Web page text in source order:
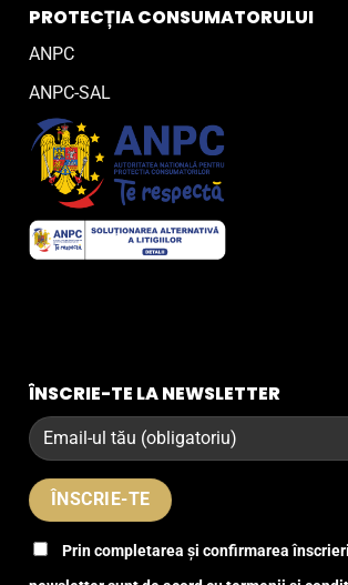
PROTECȚIA CONSUMATORULUI
ANPC
ANPC-SAL
ÎNSCRIE-TE LA NEWSLETTER
Prin completarea și confirmarea